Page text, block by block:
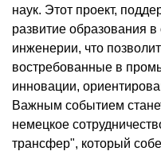
наук. Этот проект,
развитие образования в
инженерии, что
востребованные в
инновации,
Важным событием
немецкое
трансфер", который